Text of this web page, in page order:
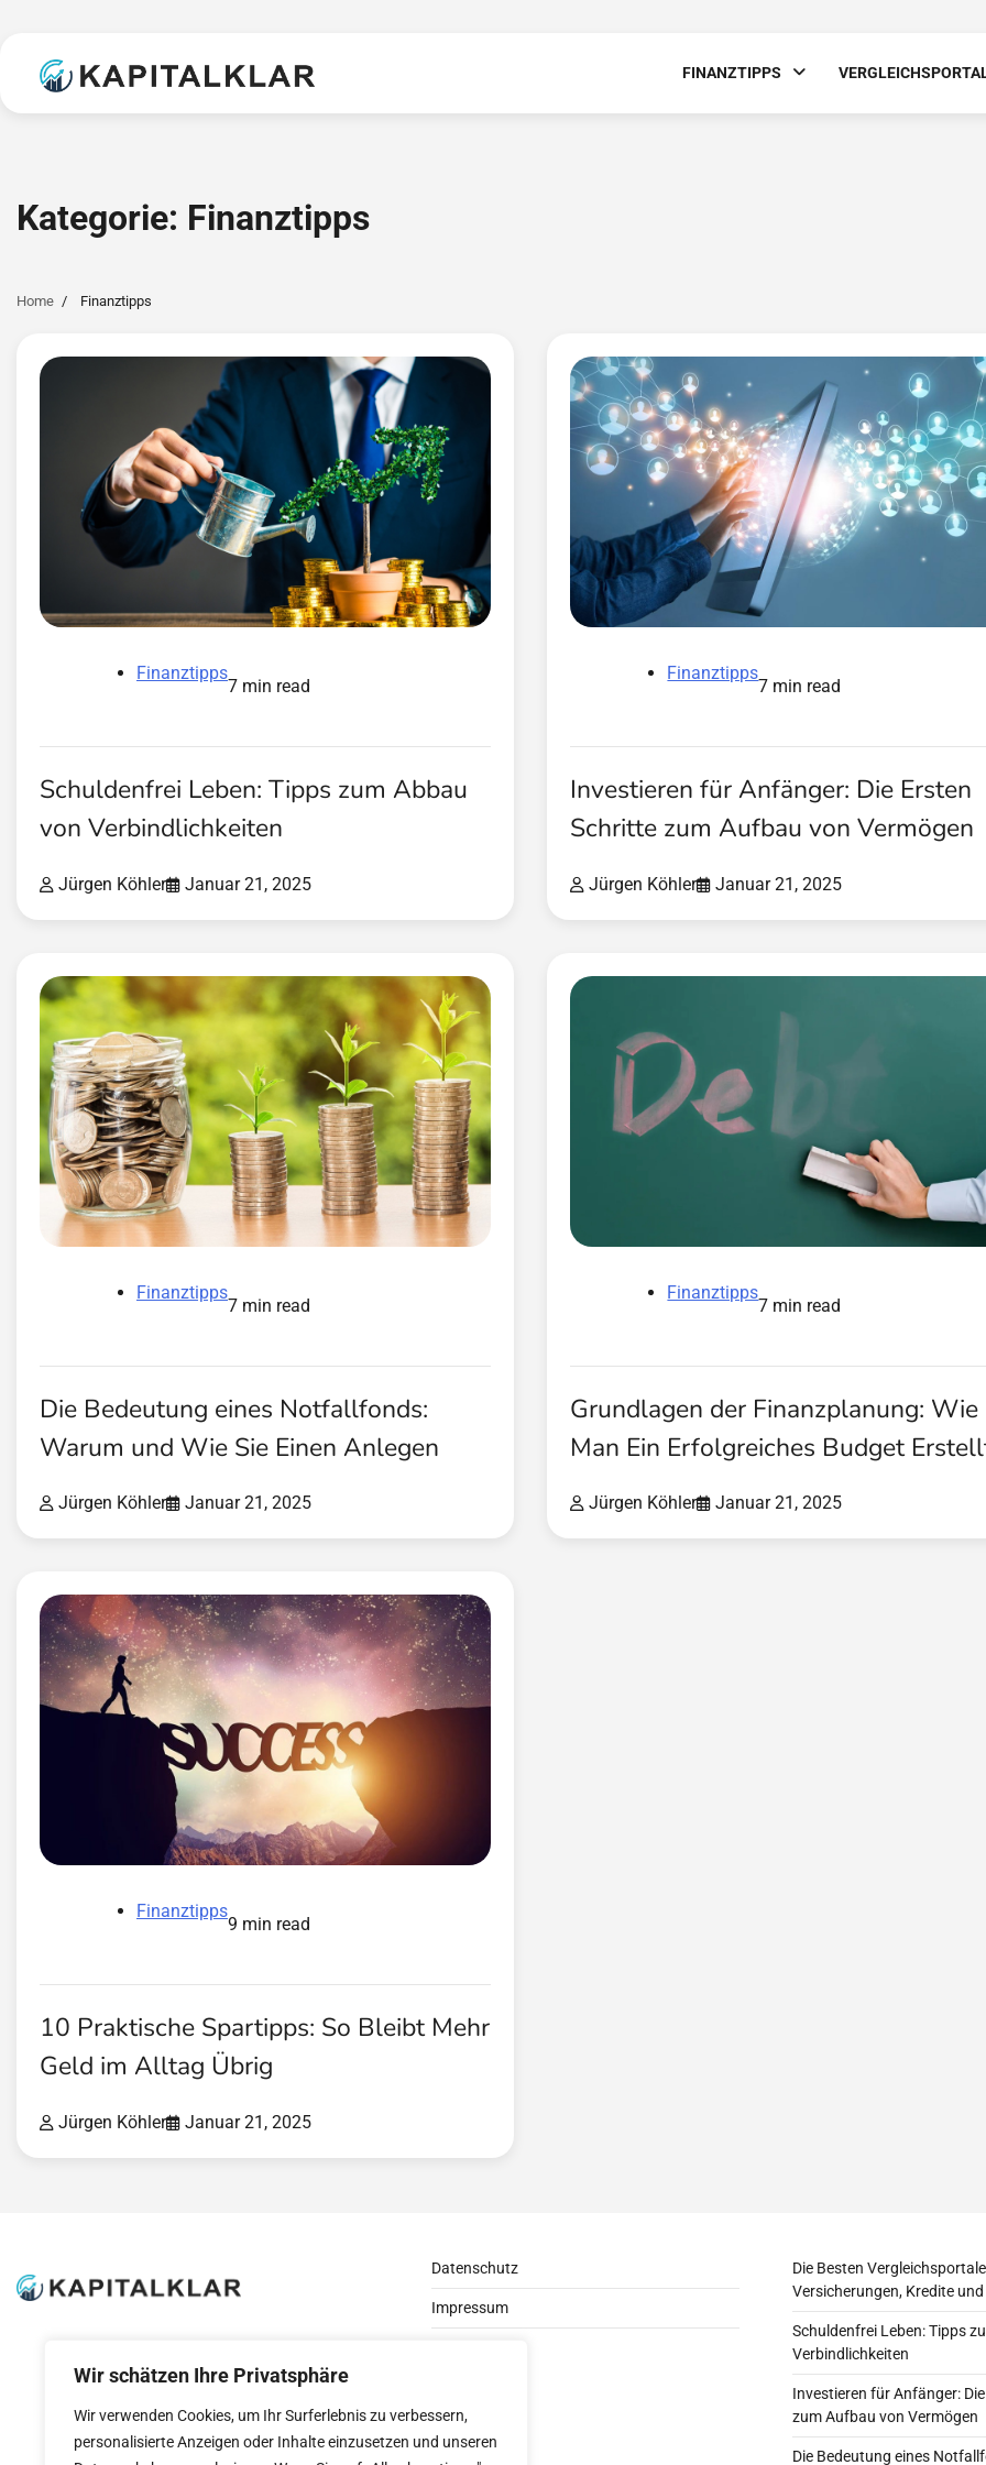
Wir schätzen Ihre Privatsphäre
Wir verwenden Cookies, um Ihr Surferlebnis zu verbessern,
personalisierte Anzeigen oder Inhalte einzusetzen und unseren
content
FINANZTIPPS
Kategorie: Finanztipps
Home Finanztipps
Finanztipps
7 min read
Schuldenfrei Leben: Tipps zum Abbau
von Verbindlichkeiten
Jürgen Köhler Januar 21, 2025
Finanztipps
7 min read
Investieren für Anfänger: Die Ersten
Schritte zum Aufbau von Vermögen
Jürgen Köhler Januar 21, 2025
Finanztipps
7 min read
Die Bedeutung eines Notfallfonds:
Warum und Wie Sie Einen Anlegen
Jürgen Köhler Januar 21, 2025
Finanztipps
7 min read
Grundlagen der Finanzplanung: Wie
Man Ein Erfolgreiches Budget
Jürgen Köhler Januar 21, 2025
Finanztipps
9 min read
10 Praktische Spartipps: So Bleibt Mehr
Geld im Alltag Übrig
Jürgen Köhler Januar 21, 2025
Datenschutz
Impressum
Die Besten
Versicherungen, Kredite
Schuldenfrei Leben: Tipps
Verbindlichkeiten
Investieren für Anfänger:
zum Aufbau von Vermögen
Die Bedeutung eines